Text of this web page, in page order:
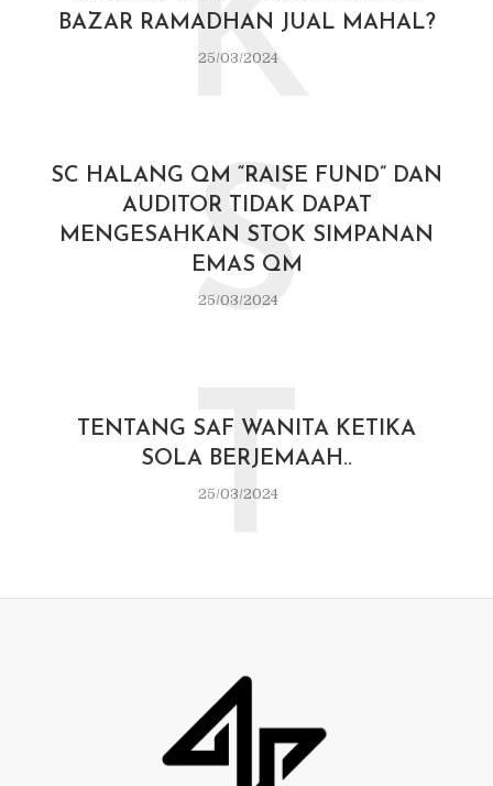
BAZAR RAMADHAN JUAL MAHAL?
25/03/2024
K
SC HALANG QM “RAISE FUND” DAN
AUDITOR TIDAK DAPAT
MENGESAHKAN STOK SIMPANAN
EMAS QM
25/03/2024
S
TENTANG SAF WANITA KETIKA
SOLA BERJEMAAH..
25/03/2024
T